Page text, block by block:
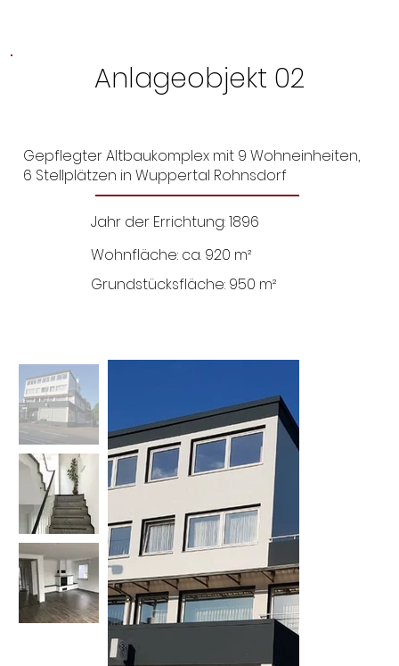
Anlageobjekt 02
Gepflegter Altbaukomplex mit 9 Wohneinheiten,
6 Stellplätzen in Wuppertal Rohnsdorf
Jahr der Errichtung: 1896
Wohnfläche: ca. 920 m²
Grundstücksfläche: 950 m²